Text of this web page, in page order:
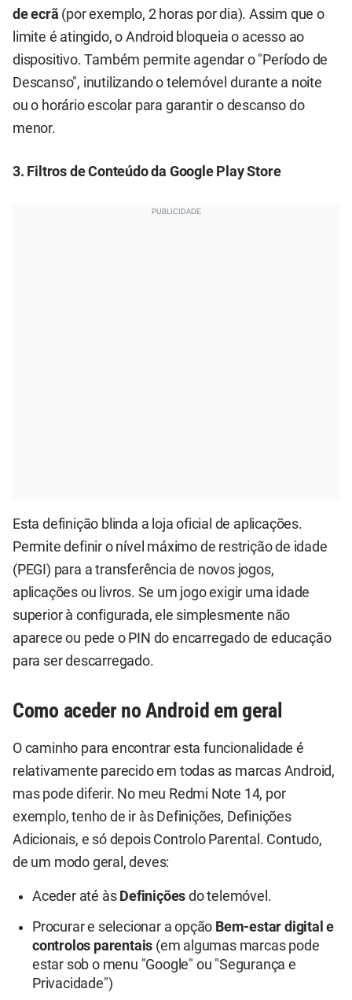
de ecrã (por exemplo, 2 horas por dia). Assim que o
limite é atingido, o Android bloqueia o acesso ao
dispositivo. Também permite agendar o "Período de
Descanso", inutilizando o telemóvel durante a noite
ou o horário escolar para garantir o descanso do
menor.
3. Filtros de Conteúdo da Google Play Store
Esta definição blinda a loja oficial de aplicações.
Permite definir o nível máximo de restrição de idade
(PEGI) para a transferência de novos jogos,
aplicações ou livros. Se um jogo exigir uma idade
superior à configurada, ele simplesmente não
aparece ou pede o PIN do encarregado de educação
para ser descarregado.
Como aceder no Android em geral
O caminho para encontrar esta funcionalidade é
relativamente parecido em todas as marcas Android,
mas pode diferir. No meu Redmi Note 14, por
exemplo, tenho de ir às Definições, Definições
Adicionais, e só depois Controlo Parental. Contudo,
de um modo geral, deves:
Aceder até às Definições do telemóvel.
Procurar e selecionar a opção Bem-estar digital e
controlos parentais (em algumas marcas pode
estar sob o menu "Google" ou "Segurança e
Privacidade")